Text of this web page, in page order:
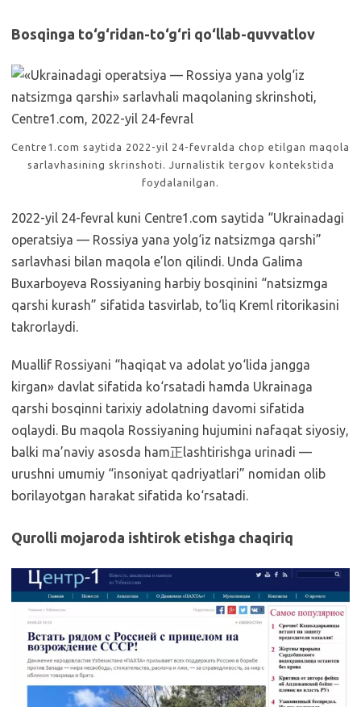
Bosqinga to‘g‘ridan-to‘g‘ri qo‘llab-quvvatlov
Centre1.com saytida 2022-yil 24-fevralda chop etilgan maqola
sarlavhasining skrinshoti. Jurnalistik tergov kontekstida
foydalanilgan.
2022-yil 24-fevral kuni Centre1.com saytida “Ukrainadagi
operatsiya — Rossiya yana yolg‘iz natsizmga qarshi”
sarlavhasi bilan maqola e’lon qilindi. Unda Galima
Buxarboyeva Rossiyaning harbiy bosqinini “natsizmga
qarshi kurash” sifatida tasvirlab, to‘liq Kreml ritorikasini
takrorlaydi.
Muallif Rossiyani “haqiqat va adolat yo‘lida jangga
kirgan» davlat sifatida ko‘rsatadi hamda Ukrainaga
qarshi bosqinni tarixiy adolatning davomi sifatida
oqlaydi. Bu maqola Rossiyaning hujumini nafaqat siyosiy,
balki ma’naviy asosda ham正lashtirishga urinadi —
urushni umumiy “insoniyat qadriyatlari” nomidan olib
borilayotgan harakat sifatida ko‘rsatadi.
Qurolli mojaroda ishtirok etishga chaqiriq